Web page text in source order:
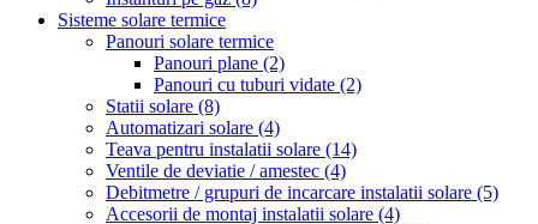
Sisteme solare termice
Panouri solare termice
Panouri plane (2)
Panouri cu tuburi vidate (2)
Statii solare (8)
Automatizari solare (4)
Teava pentru instalatii solare (14)
Ventile de deviatie / amestec (4)
Debitmetre / grupuri de incarcare instalatii solare (5)
Accesorii de montaj instalatii solare (4)